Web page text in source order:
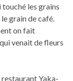
touché les grains
grain de café.
on fait
venait de fleurs
restaurant Yaka-